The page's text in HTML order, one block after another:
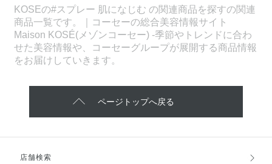
KOSEの#スプレー 肌になじむ の関連商品を探すの関連
商品一覧です。｜コーセーの総合美容情報サイト
Maison KOSÉ(メゾンコーセー) -季節やトレンドに合わ
せた美容情報や、コーセーグループが展開する商品情報
をお届けしていきます。
ページトップへ戻る
店舗検索